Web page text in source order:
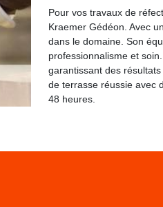
Pour vos travaux de
Kraemer Gédéon. Avec
dans le domaine. Son
professionnalisme et
garantissant des
de terrasse réussie avec
48 heures.